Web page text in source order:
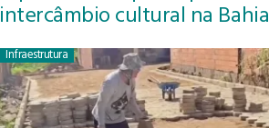
intercâmbio cultural na Bahia
Infraestrutura